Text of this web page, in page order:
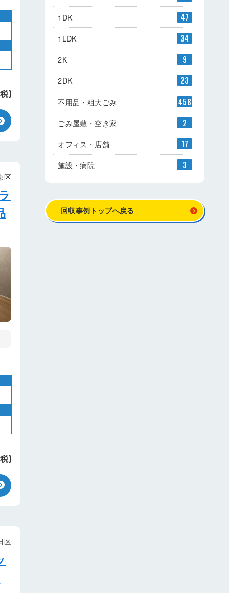
)
区
)
区
1DK
47
1LDK
34
2K
9
2DK
23
不用品・粗大ごみ
458
ごみ屋敷・空き家
2
オフィス・店舗
17
施設・病院
3
回収事例トップへ戻る